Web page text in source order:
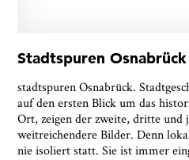
Stadtspuren Osnabrück
stadtspuren Osnabrück.
auf den ersten Blick um das
Ort, zeigen der zweite, dritte
weitreichendere Bilder. Denn
nie isoliert statt. Sie ist immer